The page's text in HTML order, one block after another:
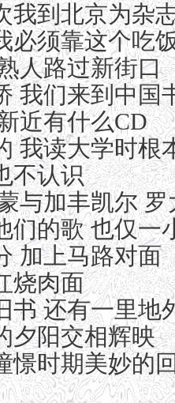
我到北京为杂
必须靠这个吃
人路过新街口
我们来到中国
近有什么CD
我读大学时根
不认识
与加丰凯尔 罗
们的歌 也仅一
加上马路对面
烧肉面
书 还有一里地
夕阳交相辉映
憬时期美妙的